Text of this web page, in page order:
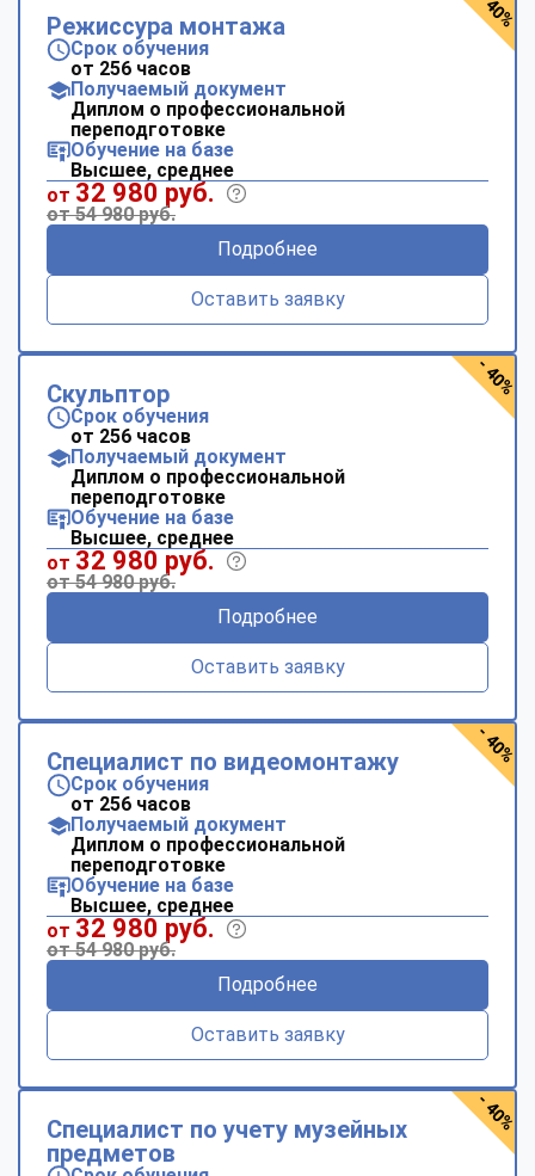
Режиссура монтажа
Срок обучения
от 256 часов
Получаемый документ
Диплом о профессиональной
переподготовке
Обучение на базе
Высшее, среднее
от 32 980 руб.
от 54 980 руб.
Подробнее
Оставить заявку
Скульптор
Срок обучения
от 256 часов
Получаемый документ
Диплом о профессиональной
переподготовке
Обучение на базе
Высшее, среднее
от 32 980 руб.
от 54 980 руб.
Подробнее
Оставить заявку
- 40%
Специалист по видеомонтажу
Срок обучения
от 256 часов
Получаемый документ
Диплом о профессиональной
переподготовке
Обучение на базе
Высшее, среднее
от 32 980 руб.
от 54 980 руб.
Подробнее
Оставить заявку
- 40%
Специалист по учету музейных
предметов
- 40%